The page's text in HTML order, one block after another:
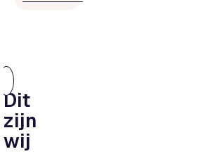
Dit
zijn
wij